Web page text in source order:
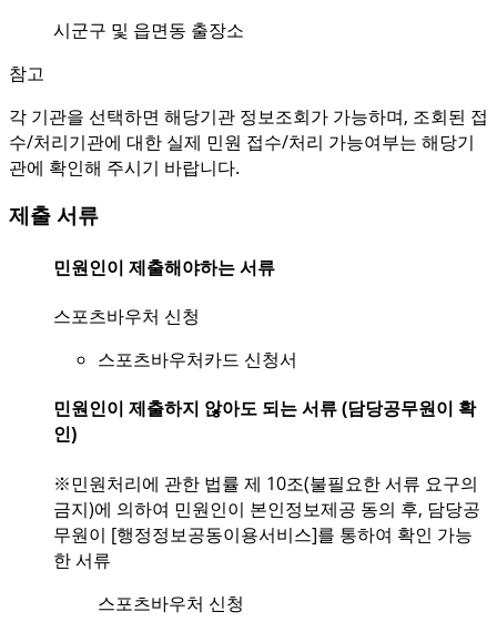
시군구 및 읍면동 출장소
참고
각 기관을 선택하면 해당기관 정보조회가 가능하며, 조회된 접
수/처리기관에 대한 실제 민원 접수/처리 가능여부는 해당기
관에 확인해 주시기 바랍니다.
제출 서류
민원인이 제출해야하는 서류
스포츠바우처 신청
스포츠바우처카드 신청서
민원인이 제출하지 않아도 되는 서류 (담당공무원이 확
인)
※민원처리에 관한 법률 제 10조(불필요한 서류 요구의
금지)에 의하여 민원인이 본인정보제공 동의 후, 담당공
무원이 [행정정보공동이용서비스]를 통하여 확인 가능
한 서류
스포츠바우처 신청